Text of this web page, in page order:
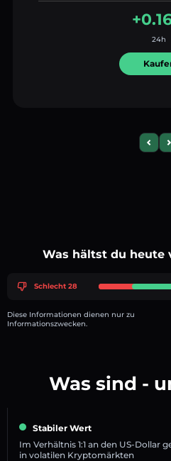
24h
Was hältst du heute
Schlecht 28
Diese Informationen dienen nur zu
Informationszwecken.
Was sind -
Stabiler Wert
Im Verhältnis 1:1 an den US-Dollar
in volatilen Kryptomärkten